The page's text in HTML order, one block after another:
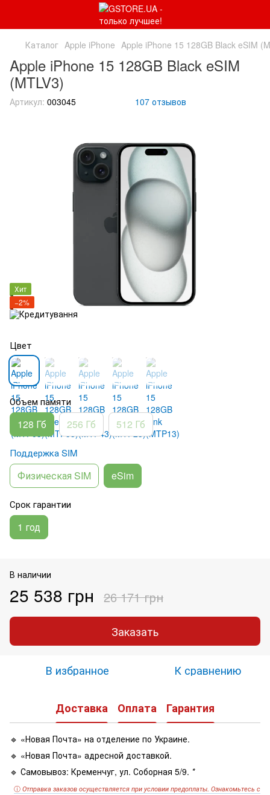
Каталог Apple iPhone Apple iPhone 15 128GB Black eSIM
Apple iPhone 15 128GB Black eSIM
(MTLV3)
Артикул: 003045 107 отзывов
Хит
−2%
Цвет
Объем памяти
128 Гб 256 Гб 512 Гб
Поддержка SIM
Физическая SIM eSim
Срок гарантии
1 год
В наличии
25 538 грн 26 171 грн
Заказать
В избранное К сравнению
Доставка Оплата Гарантия
🔹 «Новая Почта» на отделение по Украине.
🔹 «Новая Почта» адресной доставкой.
🔹 Самовывоз: Кременчуг, ул. Соборная 5/9. *
ⓘ Отправка заказов осуществляется при условии предоплаты. Ознакомьтесь с